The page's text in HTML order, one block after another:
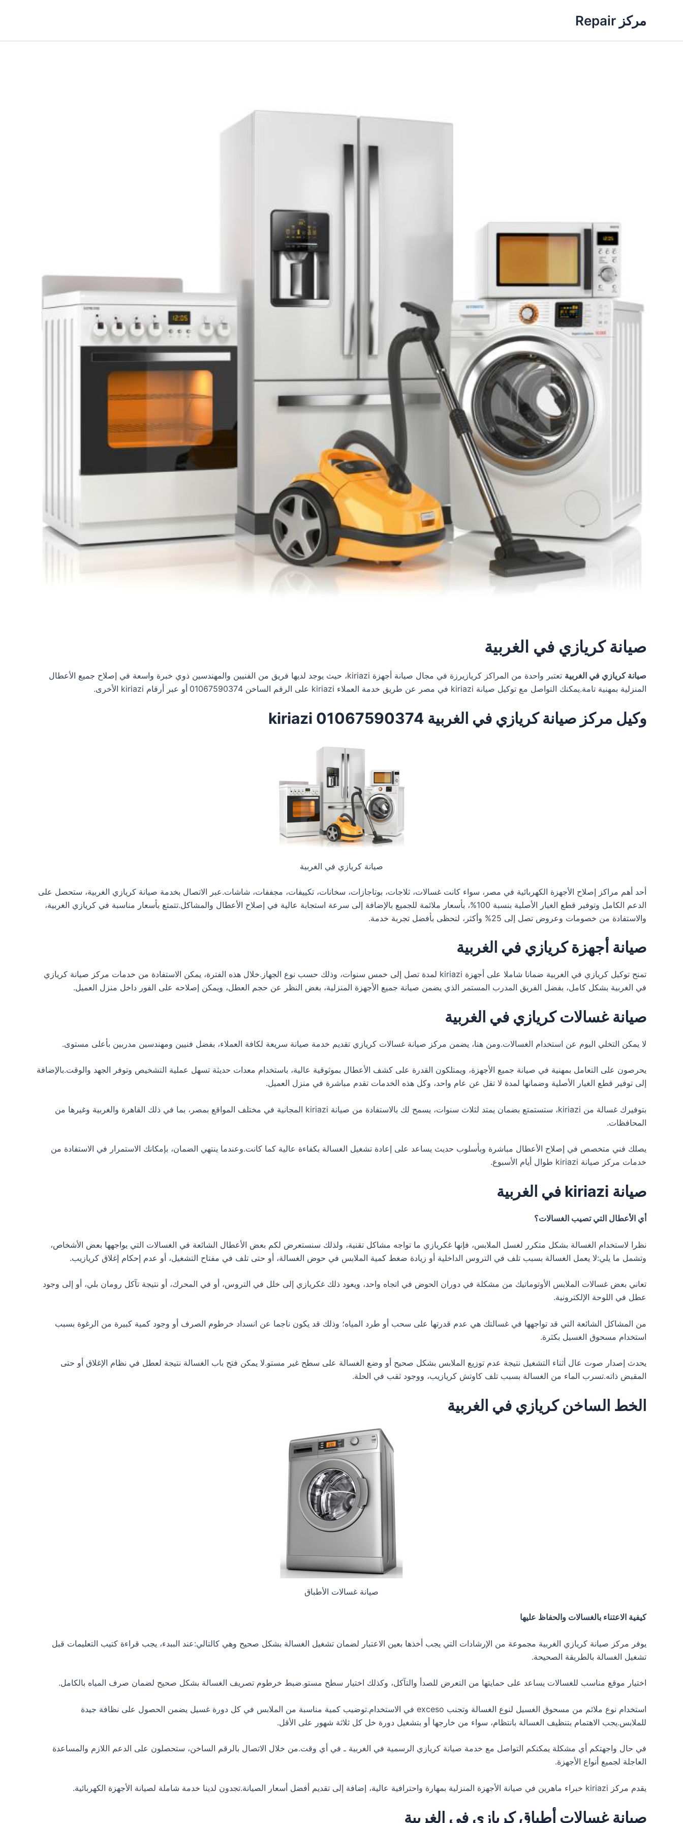
مركز Repair
صيانة كريازي في الغربية
صيانة كريازي في الغربية
تعتبر واحدة من المراكز كريازيرزة في مجال صيانة أجهزة kiriazi، حيث يوجد لديها فريق من الفنيين والمهندسين ذوي خبرة واسعة في إصلاح جميع الأعطال
المنزلية بمهنية تامة.يمكنك التواصل مع توكيل صيانة kiriazi في مصر عن طريق خدمة العملاء kiriazi على الرقم الساخن 01067590374
أو عبر أرقام kiriazi الأخرى.
وكيل مركز صيانة كريازي في الغربية 01067590374 kiriazi
صيانة كريازي في الغربية
أحد أهم مراكز إصلاح الأجهزة الكهربائية في مصر، سواء كانت غسالات، ثلاجات، بوتاجازات، سخانات، تكييفات، مجففات، شاشات.عبر الاتصال بخدمة صيانة كريازي الغربية، ستحصل على
الدعم الكامل وتوفير قطع الغيار الأصلية بنسبة 100%، بأسعار ملائمة للجميع بالإضافة إلى سرعة استجابة عالية في إصلاح الأعطال والمشاكل.تتمتع بأسعار مناسبة في كريازي الغربية،
والاستفادة من خصومات وعروض تصل إلى 25% وأكثر، لتحظى بأفضل تجربة خدمة.
صيانة أجهزة كريازي في الغربية
تمنح توكيل كريازي في الغربية ضمانا شاملا على أجهزة kiriazi لمدة تصل إلى خمس سنوات، وذلك حسب نوع الجهاز.خلال هذه الفترة، يمكن الاستفادة من خدمات مركز صيانة كريازي
في الغربية بشكل كامل، بفضل الفريق المدرب المستمر الذي يضمن صيانة جميع الأجهزة المنزلية، بغض النظر عن حجم العطل، ويمكن إصلاحه على الفور داخل منزل العميل.
صيانة غسالات كريازي في الغربية
لا يمكن التخلي اليوم عن استخدام الغسالات.ومن هنا، يضمن مركز صيانة غسالات كريازي تقديم خدمة صيانة سريعة لكافة العملاء، بفضل فنيين ومهندسين مدربين بأعلى مستوى.
يحرصون على التعامل بمهنية في صيانة جميع الأجهزة، ويمتلكون القدرة على كشف الأعطال بموثوقية عالية، باستخدام معدات حديثة تسهل عملية التشخيص وتوفر الجهد والوقت.بالإضافة
إلى توفير قطع الغيار الأصلية وضمانها لمدة لا تقل عن عام واحد، وكل هذه الخدمات تقدم مباشرة في منزل العميل.
بتوفيرك غسالة من kiriazi، ستستمتع بضمان يمتد لثلاث سنوات، يسمح لك بالاستفادة من صيانة kiriazi المجانية في مختلف المواقع بمصر، بما في ذلك القاهرة والغربية وغيرها من
المحافظات.
يصلك فني متخصص في إصلاح الأعطال مباشرة وبأسلوب حديث يساعد على إعادة تشغيل الغسالة بكفاءة عالية كما كانت.وعندما ينتهي الضمان، بإمكانك الاستمرار في الاستفادة من
خدمات مركز صيانة kiriazi طوال أيام الأسبوع.
صيانة kiriazi في الغربية
أي الأعطال التي تصيب الغسالات؟
نظرا لاستخدام الغسالة بشكل متكرر لغسل الملابس، فإنها غكريازي ما تواجه مشاكل تقنية، ولذلك سنستعرض لكم بعض الأعطال الشائعة في الغسالات التي يواجهها بعض الأشخاص،
وتشمل ما يلي:لا يعمل الغسالة بسبب تلف في التروس الداخلية أو زيادة ضغط كمية الملابس في حوض الغسالة، أو حتى تلف في مفتاح التشغيل، أو عدم إحكام إغلاق كريازيب.
تعاني بعض غسالات الملابس الأوتوماتيك من مشكلة في دوران الحوض في اتجاه واحد، ويعود ذلك غكريازي إلى خلل في التروس، أو في المحرك، أو نتيجة تآكل رومان بلي، أو إلى وجود
عطل في اللوحة الإلكترونية.
من المشاكل الشائعة التي قد تواجهها في غسالتك هي عدم قدرتها على سحب أو طرد المياه؛ وذلك قد يكون ناجما عن انسداد خرطوم الصرف أو وجود كمية كبيرة من الرغوة بسبب
استخدام مسحوق الغسيل بكثرة.
يحدث إصدار صوت عال أثناء التشغيل نتيجة عدم توزيع الملابس بشكل صحيح أو وضع الغسالة على سطح غير مستو.لا يمكن فتح باب الغسالة نتيجة لعطل في نظام الإغلاق أو حتى
المقبض ذاته.تسرب الماء من الغسالة بسبب تلف كاوتش كريازيب، ووجود ثقب في الحلة.
الخط الساخن كريازي في الغربية
صيانة غسالات الأطباق
كيفية الاعتناء بالغسالات والحفاظ عليها
يوفر مركز صيانة كريازي الغربية مجموعة من الإرشادات التي يجب أخذها بعين الاعتبار لضمان تشغيل الغسالة بشكل صحيح وهي كالتالي:عند الببدء، يجب قراءة كتيب التعليمات قبل
تشغيل الغسالة بالطريقة الصحيحة.
اختيار موقع مناسب للغسالات يساعد على حمايتها من التعرض للصدأ والتآكل، وكذلك اختيار سطح مستو.ضبط خرطوم تصريف الغسالة بشكل صحيح لضمان صرف المياه بالكامل.
استخدام نوع ملائم من مسحوق الغسيل لنوع الغسالة وتجنب exceso في الاستخدام.توضيب كمية مناسبة من الملابس في كل دورة غسيل يضمن الحصول على نظافة جيدة
للملابس.يجب الاهتمام بتنظيف الغسالة بانتظام، سواء من خارجها أو بتشغيل دورة خل كل ثلاثة شهور على الأقل.
في حال واجهتكم أي مشكلة يمكنكم التواصل مع خدمة صيانة كريازي الرسمية في الغربية ـ في أي وقت.من خلال الاتصال بالرقم الساخن، ستحصلون على الدعم اللازم والمساعدة
العاجلة لجميع أنواع الأجهزة.
يقدم مركز kiriazi خبراء ماهرين في صيانة الأجهزة المنزلية بمهارة واحترافية عالية، إضافة إلى تقديم أفضل أسعار الصيانة.تجدون لدينا خدمة شاملة لصيانة الأجهزة الكهربائية.
صيانة غسالات أطباق كريازي في الغربية